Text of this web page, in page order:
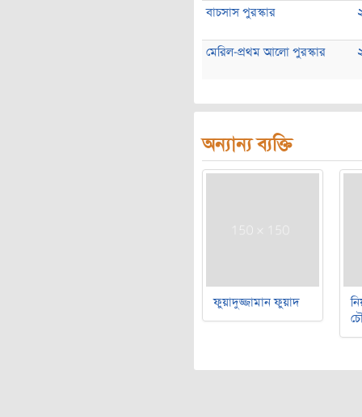
বাচসাস পুরস্কার
মেরিল-প্রথম আলো পুরস্কার
অন্যান্য ব্যক্তি
ফুয়াদুজ্জামান ফুয়াদ